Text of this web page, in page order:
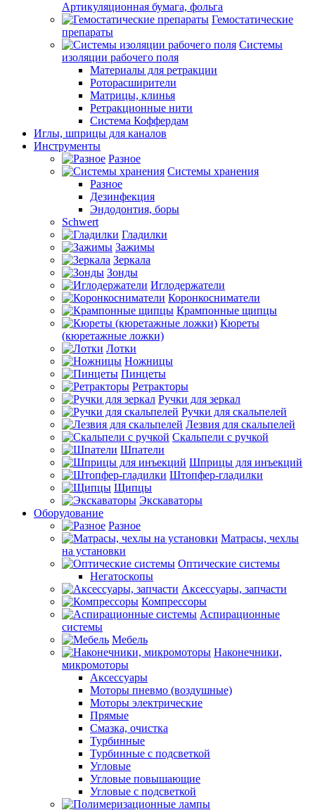
Артикуляционная бумага, фольга
Гемостатические
препараты
Системы
изоляции рабочего поля
Материалы для ретракции
Роторасширители
Матрицы, клинья
Ретракционные нити
Система Коффердам
Иглы, шприцы для каналов
Инструменты
Разное
Системы хранения
Разное
Дезинфекция
Эндодонтия, боры
Schwert
Гладилки
Зажимы
Зеркала
Зонды
Иглодержатели
Коронкосниматели
Крампонные щипцы
Кюреты
(кюретажные ложки)
Лотки
Ножницы
Пинцеты
Ретракторы
Ручки для зеркал
Ручки для скальпелей
Лезвия для скальпелей
Скальпели с ручкой
Шпатели
Шприцы для инъекций
Штопфер-гладилки
Щипцы
Экскаваторы
Оборудование
Разное
Матрасы, чехлы
на установки
Оптические системы
Негатоскопы
Аксессуары, запчасти
Компрессоры
Аспирационные
системы
Мебель
Наконечники,
микромоторы
Аксессуары
Моторы пневмо (воздушные)
Моторы электрические
Прямые
Смазка, очистка
Турбинные
Турбинные с подсветкой
Угловые
Угловые повышающие
Угловые с подсветкой